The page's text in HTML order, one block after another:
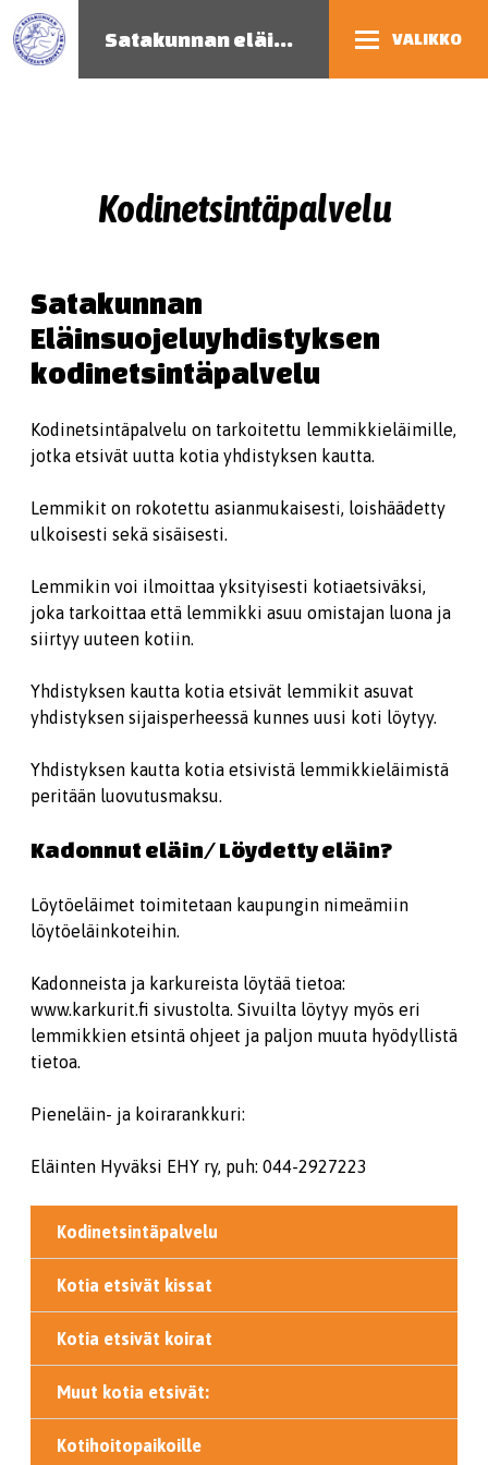
Satakunnan eläinsuojeluyhdistys VALIKKO
Kodinetsintäpalvelu
Satakunnan
Eläinsuojeluyhdistyksen
kodinetsintäpalvelu
Kodinetsintäpalvelu on tarkoitettu lemmikkieläimille,
jotka etsivät uutta kotia yhdistyksen kautta.
Lemmikit on rokotettu asianmukaisesti, loishäädetty
ulkoisesti sekä sisäisesti.
Lemmikin voi ilmoittaa yksityisesti kotiaetsiväksi,
joka tarkoittaa että lemmikki asuu omistajan luona ja
siirtyy uuteen kotiin.
Yhdistyksen kautta kotia etsivät lemmikit asuvat
yhdistyksen sijaisperheessä kunnes uusi koti löytyy.
Yhdistyksen kautta kotia etsivistä lemmikkieläimistä
peritään luovutusmaksu.
Kadonnut eläin/ Löydetty eläin?
Löytöeläimet toimitetaan kaupungin nimeämiin
löytöeläinkoteihin.
Kadonneista ja karkureista löytää tietoa:
www.karkurit.fi sivustolta. Sivuilta löytyy myös eri
lemmikkien etsintä ohjeet ja paljon muuta hyödyllistä
tietoa.
Pieneläin- ja koirarankkuri:
Eläinten Hyväksi EHY ry, puh: 044-2927223
Kodinetsintäpalvelu
Kotia etsivät kissat
Kotia etsivät koirat
Muut kotia etsivät:
Kotihoitopaikoille